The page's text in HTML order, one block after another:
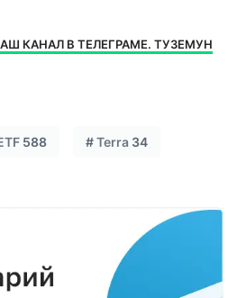
КАНАЛ В ТЕЛЕГРАМЕ. ТУЗЕМУН
588 #Terra 34